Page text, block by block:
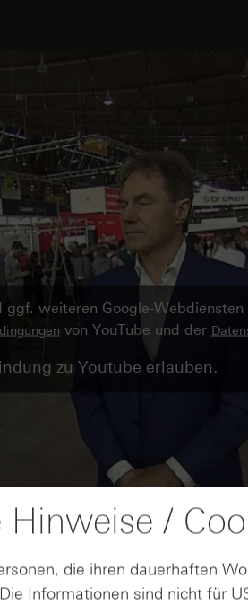
weiteren Google-
von YouTube und der
zu Youtube erlauben.
Hinweise /
die ihren dauerhaften
Informationen sind nicht für